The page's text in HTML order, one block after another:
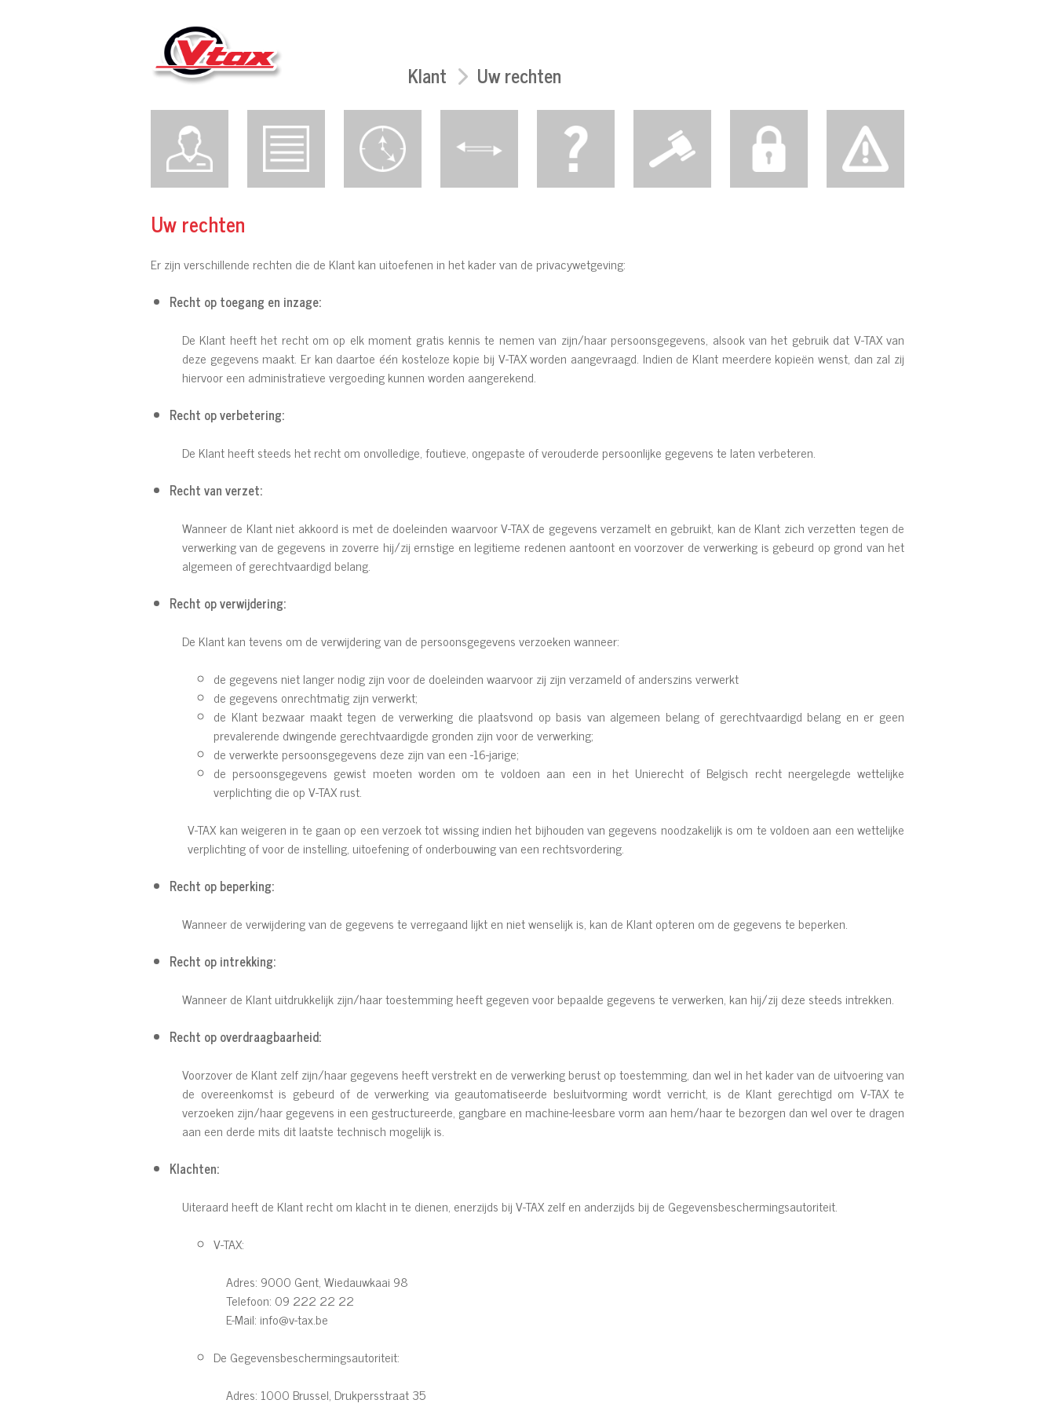
Klant Uw rechten
Uw rechten
Er zijn verschillende rechten die de Klant kan uitoefenen in het kader van de privacywetgeving:
Recht op toegang en inzage:
De Klant heeft het recht om op elk moment gratis kennis te nemen van zijn/haar persoonsgegevens, alsook van het gebruik dat V-TAX van
deze gegevens maakt. Er kan daartoe één kosteloze kopie bij V-TAX worden aangevraagd. Indien de Klant meerdere kopieën wenst, dan zal zij
hiervoor een administratieve vergoeding kunnen worden aangerekend.
Recht op verbetering:
De Klant heeft steeds het recht om onvolledige, foutieve, ongepaste of verouderde persoonlijke gegevens te laten verbeteren.
Recht van verzet:
Wanneer de Klant niet akkoord is met de doeleinden waarvoor V-TAX de gegevens verzamelt en gebruikt, kan de Klant zich verzetten tegen de
verwerking van de gegevens in zoverre hij/zij ernstige en legitieme redenen aantoont en voorzover de verwerking is gebeurd op grond van het
algemeen of gerechtvaardigd belang.
Recht op verwijdering:
De Klant kan tevens om de verwijdering van de persoonsgegevens verzoeken wanneer:
de gegevens niet langer nodig zijn voor de doeleinden waarvoor zij zijn verzameld of anderszins verwerkt
de gegevens onrechtmatig zijn verwerkt;
de Klant bezwaar maakt tegen de verwerking die plaatsvond op basis van algemeen belang of gerechtvaardigd belang en er geen
prevalerende dwingende gerechtvaardigde gronden zijn voor de verwerking;
de verwerkte persoonsgegevens deze zijn van een -16-jarige;
de persoonsgegevens gewist moeten worden om te voldoen aan een in het Unierecht of Belgisch recht neergelegde wettelijke
verplichting die op V-TAX rust.
V-TAX kan weigeren in te gaan op een verzoek tot wissing indien het bijhouden van gegevens noodzakelijk is om te voldoen aan een wettelijke
verplichting of voor de instelling, uitoefening of onderbouwing van een rechtsvordering.
Recht op beperking:
Wanneer de verwijdering van de gegevens te verregaand lijkt en niet wenselijk is, kan de Klant opteren om de gegevens te beperken.
Recht op intrekking:
Wanneer de Klant uitdrukkelijk zijn/haar toestemming heeft gegeven voor bepaalde gegevens te verwerken, kan hij/zij deze steeds intrekken.
Recht op overdraagbaarheid:
Voorzover de Klant zelf zijn/haar gegevens heeft verstrekt en de verwerking berust op toestemming, dan wel in het kader van de uitvoering van
de overeenkomst is gebeurd of de verwerking via geautomatiseerde besluitvorming wordt verricht, is de Klant gerechtigd om V-TAX te
verzoeken zijn/haar gegevens in een gestructureerde, gangbare en machine-leesbare vorm aan hem/haar te bezorgen dan wel over te dragen
aan een derde mits dit laatste technisch mogelijk is.
Klachten:
Uiteraard heeft de Klant recht om klacht in te dienen, enerzijds bij V-TAX zelf en anderzijds bij de Gegevensbeschermingsautoriteit.
V-TAX:
Adres: 9000 Gent, Wiedauwkaai 98
Telefoon: 09 222 22 22
E-Mail: info@v-tax.be
De Gegevensbeschermingsautoriteit:
Adres: 1000 Brussel, Drukpersstraat 35